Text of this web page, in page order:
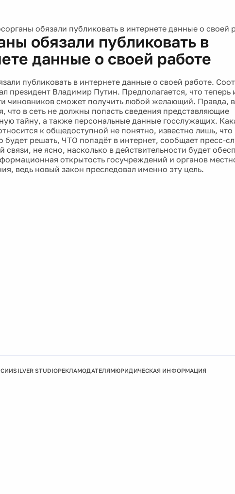
обязали публиковать в интернете данные о своей
обязали публиковать в
данные о своей работе
публиковать в интернете данные о своей работе.
президент Владимир Путин. Предполагается, что
чиновников сможет получить любой желающий. Правда,
что в сеть не должны попасть сведения представляющие
тайну, а также персональные данные госслужащих.
к общедоступной не понятно, известно лишь,
будет решать, ЧТО попадёт в интернет, сообщает пресс-
связи, не ясно, насколько в действительности будет
открытость госучреждений и органов
ведь новый закон преследовал именно эту цель.
SILVER STUDIOРЕКЛАМОДАТЕЛЯМЮРИДИЧЕСКАЯ ИНФОРМАЦИЯ